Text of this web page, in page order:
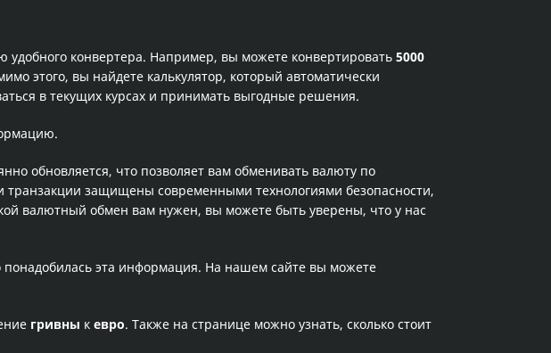
конвертера. Например, вы можете конвертировать 5000
этого, вы найдете калькулятор, который автоматически
в текущих курсах и принимать выгодные решения.
обновляется, что позволяет вам обменивать валюту по
защищены современными технологиями безопасности,
валютный обмен вам нужен, вы можете быть уверены, что у нас
понадобилась эта информация. На нашем сайте вы можете
гривны к евро. Также на странице можно узнать, сколько стоит